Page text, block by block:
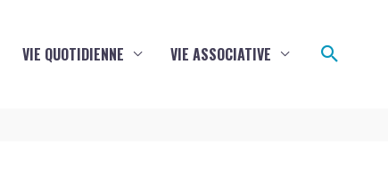
VIE QUOTIDIENNE VIE ASSOCIATIVE